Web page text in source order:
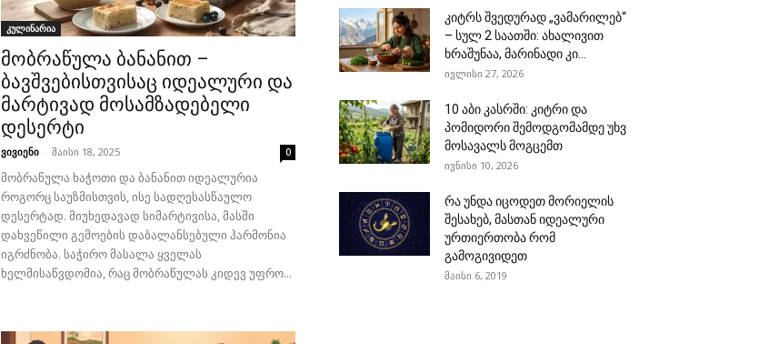
კულინარია
მობრაწულა ბანანით –
ბავშვებისთვისაც იდეალური და
მარტივად მოსამზადებელი
დესერტი
ვივიენი - მაისი 18, 2025 0
მობრაწულა ხაჭოთი და ბანანით იდეალურია
როგორც საუზმისთვის, ისე სადღესასწაულო
დესერტად. მიუხედავად სიმარტივისა, მასში
დახვეწილი გემოების დაბალანსებული ჰარმონია
იგრძნობა. საჭირო მასალა ყველას
ხელმისაწვდომია, რაც მობრაწულას კიდევ უფრო...
კიტრს შვედურად „ვამარილებ“
– სულ 2 საათში: ახალივით
ხრაშუნაა, მარინადი კი...
ივლისი 27, 2026
10 აბი კასრში: კიტრი და
პომიდორი შემოდგომამდე უხვ
მოსავალს მოგცემთ
ივნისი 10, 2026
რა უნდა იცოდეთ მორიელის
შესახებ, მასთან იდეალური
ურთიერთობა რომ
გამოგივიდეთ
მაისი 6, 2019